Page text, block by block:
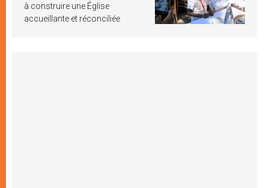
à construire une Église
accueillante et réconciliée